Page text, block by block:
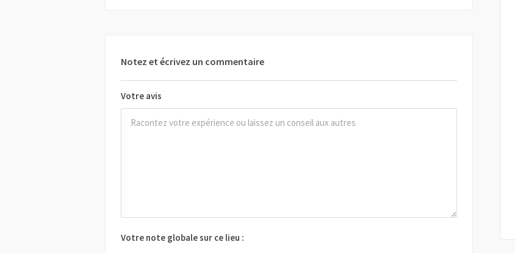
Notez et écrivez un commentaire
Votre avis
Votre note globale sur ce lieu :